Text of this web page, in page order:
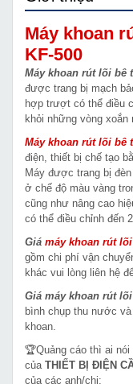
Máy khoan
KF-500
Máy khoan rút lõi bê
được trang bị mạch
hợp trượt có thể điều
khỏi những vòng xoắn
Máy khoan rút lõi bê
điện, thiết bị chế tạo
Máy được trang bị
ở chế độ màu vàng
cũng như nâng cao
có thể điều chỉnh đến
Giá máy khoan rút
gồm chi phí vận
khác vui lòng liên hệ
Giá máy khoan rút lõi
bình chụp thu nước
khoan.
🏆Quảng cáo thì ai
của THIẾT BỊ ĐIỆN
của các anh/chị: